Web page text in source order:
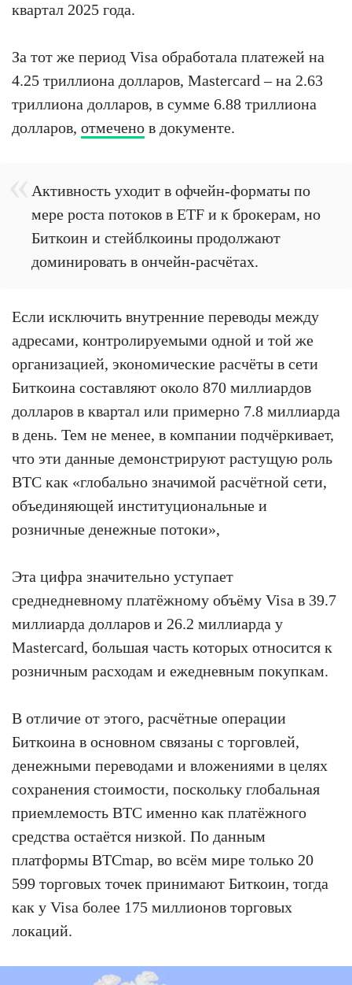
квартал 2025 года.
За тот же период Visa обработала платежей на
4.25 триллиона долларов, Mastercard – на 2.63
триллиона долларов, в сумме 6.88 триллиона
долларов, отмечено в документе.
Активность уходит в офчейн-форматы по
мере роста потоков в ETF и к брокерам, но
Биткоин и стейблкоины продолжают
доминировать в ончейн-расчётах.
Если исключить внутренние переводы между
адресами, контролируемыми одной и той же
организацией, экономические расчёты в сети
Биткоина составляют около 870 миллиардов
долларов в квартал или примерно 7.8 миллиарда
в день. Тем не менее, в компании подчёркивает,
что эти данные демонстрируют растущую роль
BTC как «глобально значимой расчётной сети,
объединяющей институциональные и
розничные денежные потоки»,
Эта цифра значительно уступает
среднедневному платёжному объёму Visa в 39.7
миллиарда долларов и 26.2 миллиарда у
Mastercard, большая часть которых относится к
розничным расходам и ежедневным покупкам.
В отличие от этого, расчётные операции
Биткоина в основном связаны с торговлей,
денежными переводами и вложениями в целях
сохранения стоимости, поскольку глобальная
приемлемость BTC именно как платёжного
средства остаётся низкой. По данным
платформы BTCmap, во всём мире только 20
599 торговых точек принимают Биткоин, тогда
как у Visa более 175 миллионов торговых
локаций.